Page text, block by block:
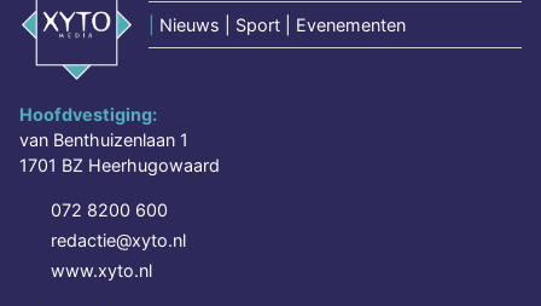
Nieuws | Sport | Evenementen
Hoofdvestiging:
van Benthuizenlaan 1
1701 BZ Heerhugowaard
072 8200 600
redactie@xyto.nl
www.xyto.nl